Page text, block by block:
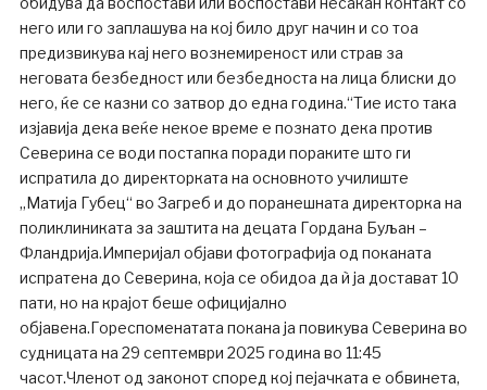
него или го заплашува на кој било друг начин и со тоа
предизвикува кај него вознемиреност или страв за
неговата безбедност или безбедноста на лица блиски до
него, ќе се казни со затвор до една година.“Тие исто така
изјавија дека веќе некое време е познато дека против
Северина се води постапка поради пораките што ги
испратила до директорката на основното училиште
„Матија Губец“ во Загреб и до поранешната директорка на
поликлиниката за заштита на децата Гордана Буљан –
Фландрија.Империјал објави фотографија од поканата
испратена до Северина, која се обидоа да ѝ ја достават 10
пати, но на крајот беше официјално
објавена.Гореспоменатата покана ја повикува Северина во
судницата на 29 септември 2025 година во 11:45
часот.Членот од законот според кој пејачката е обвинета,